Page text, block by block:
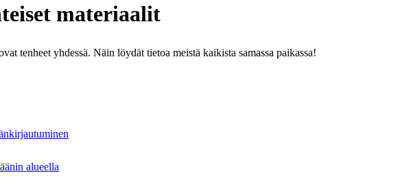
materiaalit
tenheet yhdessä. Näin löydät tietoa meistä kaikista samassa paikassa!
alueella